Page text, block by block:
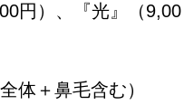
円）、『光』（9,00
体＋鼻毛含む）